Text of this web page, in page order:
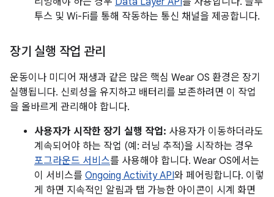
투스 및 Wi-Fi를 통해 작동하는 통신 채널을 제공합니다.
장기 실행 작업 관리
운동이나 미디어 재생과 같은 많은 핵심 Wear OS 환경은 장기
실행됩니다. 신뢰성을 유지하고 배터리를 보존하려면 이 작업
을 올바르게 관리해야 합니다.
사용자가 시작한 장기 실행 작업: 사용자가 이동하더라도
계속되어야 하는 작업 (예: 러닝 추적)을 시작하는 경우
포그라운드 서비스를 사용해야 합니다. Wear OS에서는
이 서비스를 Ongoing Activity API와 페어링합니다. 이렇
게 하면 지속적인 알림과 탭 가능한 아이콘이 시계 화면